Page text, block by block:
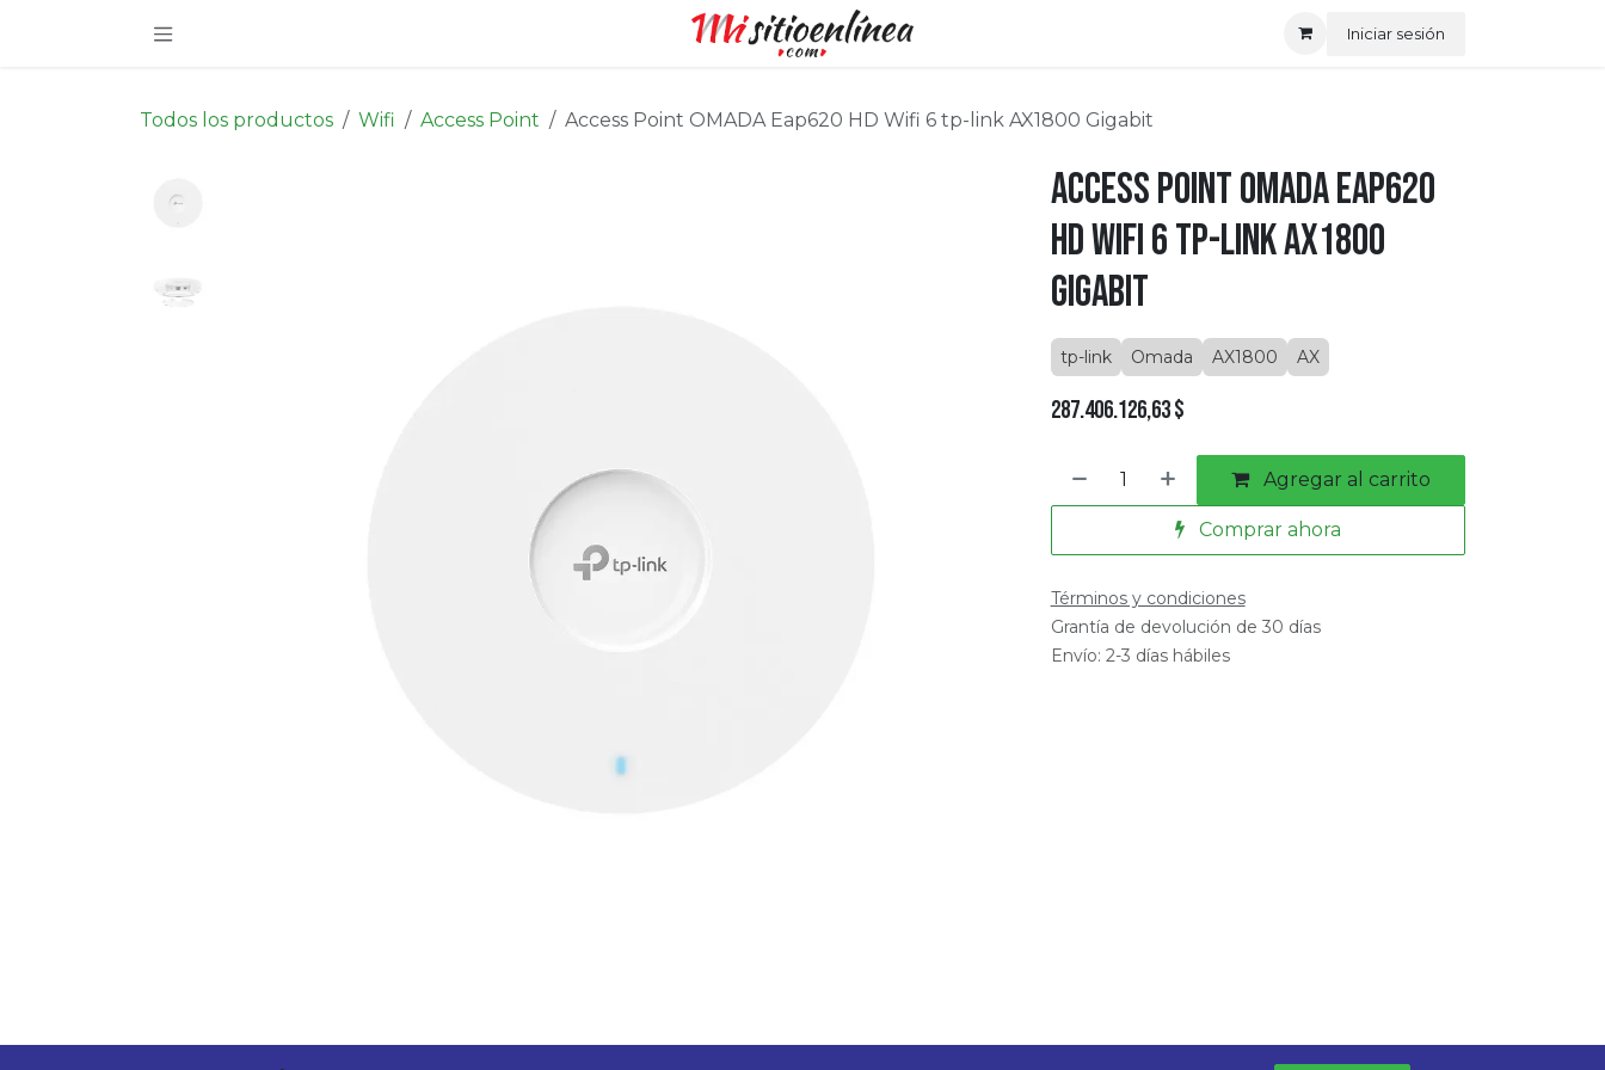
Iniciar sesión
Todos los productos Wifi Access Point Access Point OMADA Eap620 HD Wifi 6 tp-link AX1800 Gigabit
Access Point OMADA Eap620
HD Wifi 6 tp-link AX1800
Gigabit
tp-link Omada AX1800 AX
287.406.126,63$
Agregar al carrito
Comprar ahora
Términos y condiciones
Grantía de devolución de 30 días
Envío: 2-3 días hábiles